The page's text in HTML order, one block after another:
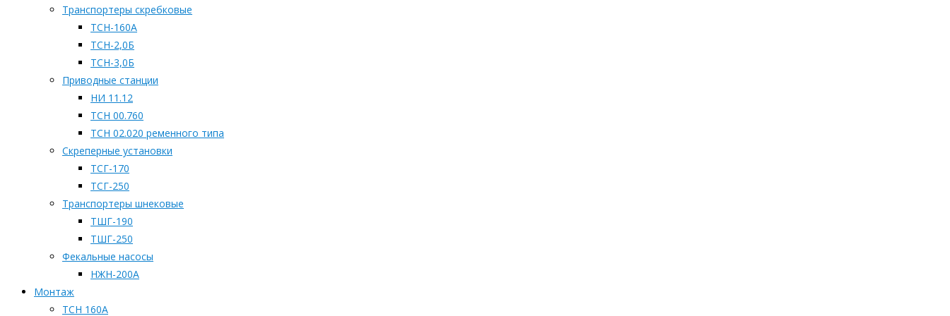
Транспортеры скребковые
ТСН-160А
ТСН-2,0Б
ТСН-3,0Б
Приводные станции
НИ 11.12
ТСН 00.760
ТСН 02.020 ременного типа
Скреперные установки
ТСГ-170
ТСГ-250
Транспортеры шнековые
ТШГ-190
ТШГ-250
Фекальные насосы
НЖН-200А
Монтаж
ТСН 160А